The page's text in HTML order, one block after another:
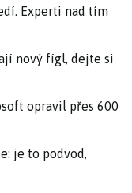
Experti nad tím
nový fígl, dejte si
opravil přes 600
je to podvod,